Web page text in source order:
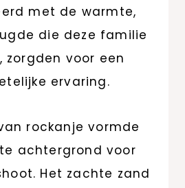
met de warmte,
die deze familie
zorgden voor een
ervaring.
rockanje vormde
achtergrond voor
Het zachte zand